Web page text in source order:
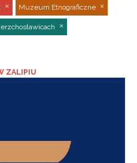
Muzeum Etnograficzne
ZALIPIU